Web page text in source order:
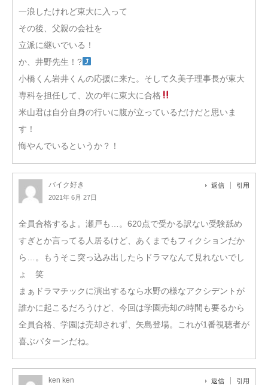
一浪したけれど東大に入って
その後、父親の会社を
立派に継いでいる！
か、井野先生！?
小橋くん岩井くんの応援に来た。そして久美子理事長が東大
専科を担任して、次の年に東大に合格
米山君は自分自身の行いに腹が立っているだけだと思いま
す！
悔やんでいるというか？！
バイク好き
2021年 6月 27日
返信 引用
全員合格するよ。瀬戸も…。620点で受かる訳ない受験舐め
すぎとか言ってる人居るけど、あくまでもフィクションだか
ら…。もうそこ突っ込み出したらドラマなんて見れないでし
ょ 笑
まぁドラマチックに演出するなら水野の様なアクシデントが
誰かに起こるだろうけど、今回は学園売却の時間も要るから
全員合格、学園は売却されず、矢島登場。これが1番視聴者が
喜ぶパターンだね。
ken ken 返信 引用